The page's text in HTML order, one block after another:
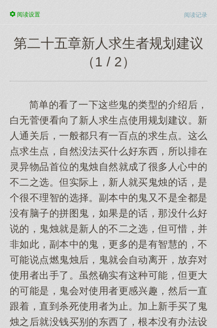
阅读记录
阅读设置
第二十五章新人求生者规划建议
（1 / 2）
简单的看了一下这些鬼的类型的介绍后，
白无菅便看向了新人求生点使用规划建议。新
人通关后，一般都只有一百点的求生点。这么
点求生点，自然没法买什么好东西，所以排在
灵异物品首位的鬼烛自然就成了很多人心中的
不二之选。但实际上，新人就买鬼烛的话，是
个很不理智的选择。副本中的鬼又不是全都是
没有脑子的拼图鬼，如果是的话，那没什么好
说的，鬼烛就是新人的不二之选，但可惜，并
非如此，副本中的鬼，更多的是有智慧的，不
可能说点燃鬼烛后，鬼就会自动离开，放弃对
使用者出手了。虽然确实有这种可能，但更大
的可能是，鬼会对使用者更感兴趣，然后一直
跟着，直到杀死使用者为止。加上新手买了鬼
烛之后就没钱买别的东西了，根本没有办法设